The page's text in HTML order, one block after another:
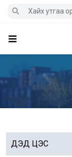
ДЭД ЦЭС